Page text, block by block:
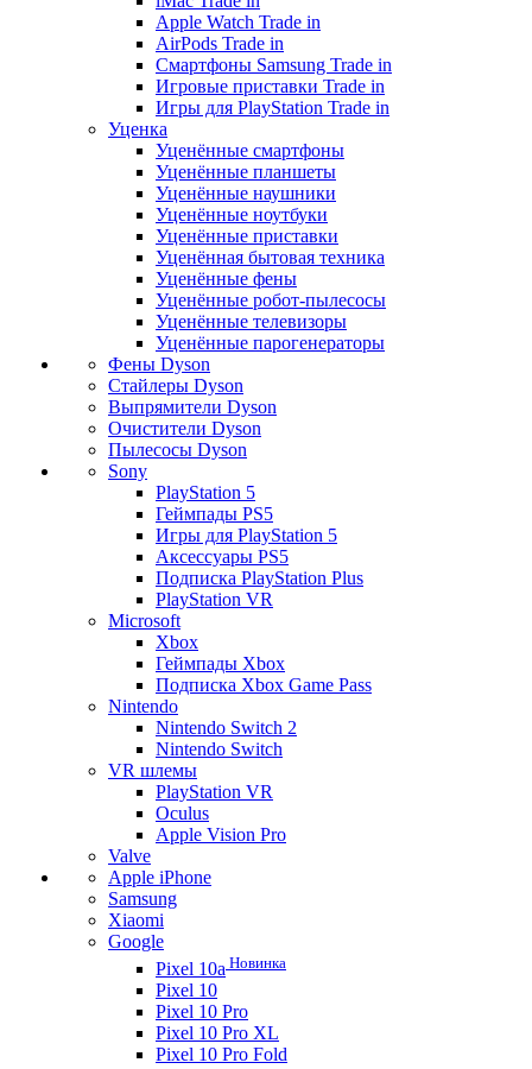
Apple Watch Trade in
AirPods Trade in
Смартфоны Samsung Trade in
Игровые приставки Trade in
Игры для PlayStation Trade in
Уценка
Уценённые смартфоны
Уценённые планшеты
Уценённые наушники
Уценённые ноутбуки
Уценённые приставки
Уценённая бытовая техника
Уценённые фены
Уценённые робот-пылесосы
Уценённые телевизоры
Уценённые парогенераторы
Фены Dyson
Стайлеры Dyson
Выпрямители Dyson
Очистители Dyson
Пылесосы Dyson
Sony
PlayStation 5
Геймпады PS5
Игры для PlayStation 5
Аксессуары PS5
Подписка PlayStation Plus
PlayStation VR
Microsoft
Xbox
Геймпады Xbox
Подписка Xbox Game Pass
Nintendo
Nintendo Switch 2
Nintendo Switch
VR шлемы
PlayStation VR
Oculus
Apple Vision Pro
Valve
Apple iPhone
Samsung
Xiaomi
Google
Pixel 10a Новинка
Pixel 10
Pixel 10 Pro
Pixel 10 Pro XL
Pixel 10 Pro Fold